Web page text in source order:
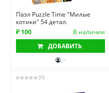
Пазл Puzzle Time "Милые
котики" 54 детал.
₽ 100
В наличии
ДОБАВИТЬ
-
(0)